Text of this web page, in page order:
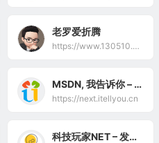
老罗爱折腾
https://www.130510.com/
MSDN, 我告诉你 – 做一个安静的工具站
https://next.itellyou.cn
科技玩家NET – 发现科技的更多面